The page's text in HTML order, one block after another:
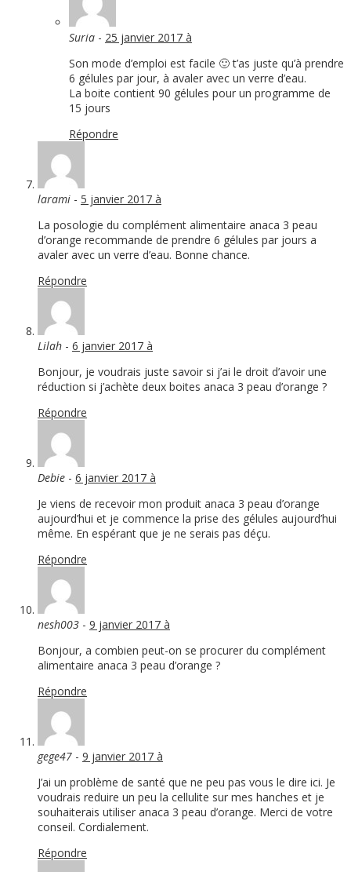
Suria - 25 janvier 2017 à
Son mode d’emploi est facile 🙂 t’as juste qu’à prendre
6 gélules par jour, à avaler avec un verre d’eau.
La boite contient 90 gélules pour un programme de
15 jours
Répondre
larami - 5 janvier 2017 à
La posologie du complément alimentaire anaca 3 peau
d’orange recommande de prendre 6 gélules par jours a
avaler avec un verre d’eau. Bonne chance.
Répondre
Lilah - 6 janvier 2017 à
Bonjour, je voudrais juste savoir si j’ai le droit d’avoir une
réduction si j’achète deux boites anaca 3 peau d’orange ?
Répondre
Debie - 6 janvier 2017 à
Je viens de recevoir mon produit anaca 3 peau d’orange
aujourd’hui et je commence la prise des gélules aujourd’hui
même. En espérant que je ne serais pas déçu.
Répondre
nesh003 - 9 janvier 2017 à
Bonjour, a combien peut-on se procurer du complément
alimentaire anaca 3 peau d’orange ?
Répondre
gege47 - 9 janvier 2017 à
J’ai un problème de santé que ne peu pas vous le dire ici. Je
voudrais reduire un peu la cellulite sur mes hanches et je
souhaiterais utiliser anaca 3 peau d’orange. Merci de votre
conseil. Cordialement.
Répondre